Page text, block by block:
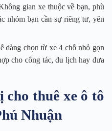
gian xe thuộc về bạn, phù
nhóm bạn cần sự riêng tư, yên
dàng chọn từ xe 4 chỗ nhỏ gọn
cho công tác, du lịch hay đưa
cho thuê xe ô tô
Nhuận